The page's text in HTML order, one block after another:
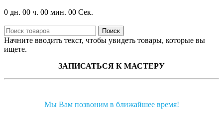
0 дн. 00 ч. 00 мин. 00 Сек.
Поиск
Начните вводить текст, чтобы увидеть товары, которые вы
ищете.
ЗАПИСАТЬСЯ К МАСТЕРУ
Мы Вам позвоним в ближайшее время!